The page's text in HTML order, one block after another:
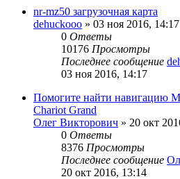
nr-mz50 загрузочная карта
dehuckooo » 03 ноя 2016, 14:17
0 Ответы
10176 Просмотры
Последнее сообщение
03 ноя 2016, 14:17
Помогите найти навигацию
Chariot Grand
Олег Викторович » 20 окт
0 Ответы
8376 Просмотры
Последнее сообщение
20 окт 2016, 13:14